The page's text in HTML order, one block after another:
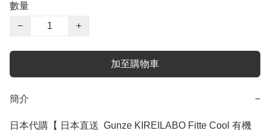
數量
−
+
加至購物車
簡介 −
日本代購【 日本直送  Gunze KIREILABO Fitte Cool 有機